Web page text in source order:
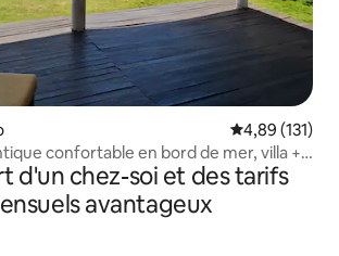
Évaluation
4,89 (131)
confortable en bord de mer, villa +
d'un chez-soi et des tarifs
avantageux